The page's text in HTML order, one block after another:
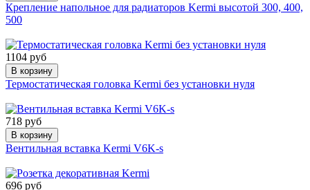
Крепление напольное для радиаторов Kermi высотой 300, 400,
500
1104 руб
В корзину
Термостатическая головка Kermi без установки нуля
718 руб
В корзину
Вентильная вставка Kermi V6K-s
696 руб